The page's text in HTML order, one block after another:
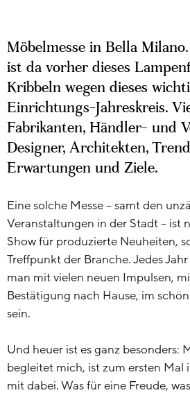
Möbelmesse in Bella
ist da vorher dieses
Kribbeln wegen dieses
Einrichtungs-Jahreskreis.
Fabrikanten, Händler- und
Designer, Architekten,
Erwartungen und Ziele.
Eine solche Messe – samt den
Veranstaltungen in der Stadt – ist
Show für produzierte Neuheiten,
Treffpunkt der Branche. Jedes
man mit vielen neuen Impulsen,
Bestätigung nach Hause, im
sein.
Und heuer ist es ganz besonders:
begleitet mich, ist zum ersten Mal
mit dabei. Was für eine Freude,